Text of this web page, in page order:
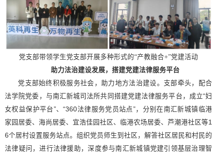
党支部带领学生党支部开展多种形式的“产教融合+”党建活动
助力法治建设发展，搭建党建法律服务平台
党 支部始终积极服务社会，助力地方法治建设。支部牵头，配合
法学院党委，与南汇新城司法所共同搭建党建法律服务平台，成立“妇
女权益保护平台”、“360法律服务党员站点”，分别在南汇新城镇临港
家园居委、海尚居委、宜浩佳园社区、临港农场居委、芦潮港社区等1
6个居村设置服务站点。组织党员师生到社区，解答社区居民和村民的
法律疑问，进行法律援助，深度参与南汇新城镇党建引领基层治理智